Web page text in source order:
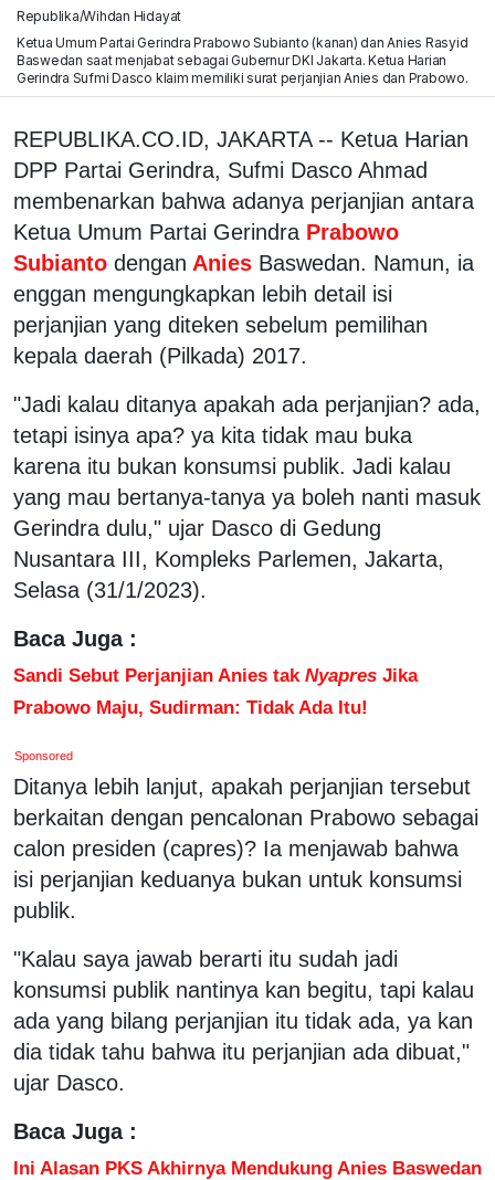
Republika/Wihdan Hidayat
Ketua Umum Partai Gerindra Prabowo Subianto (kanan) dan Anies Rasyid
Baswedan saat menjabat sebagai Gubernur DKI Jakarta. Ketua Harian
Gerindra Sufmi Dasco klaim memiliki surat perjanjian Anies dan Prabowo.
REPUBLIKA.CO.ID, JAKARTA -- Ketua Harian
DPP Partai Gerindra, Sufmi Dasco Ahmad
membenarkan bahwa adanya perjanjian antara
Ketua Umum Partai Gerindra Prabowo
Subianto dengan Anies Baswedan. Namun, ia
enggan mengungkapkan lebih detail isi
perjanjian yang diteken sebelum pemilihan
kepala daerah (Pilkada) 2017.
"Jadi kalau ditanya apakah ada perjanjian? ada,
tetapi isinya apa? ya kita tidak mau buka
karena itu bukan konsumsi publik. Jadi kalau
yang mau bertanya-tanya ya boleh nanti masuk
Gerindra dulu," ujar Dasco di Gedung
Nusantara III, Kompleks Parlemen, Jakarta,
Selasa (31/1/2023).
Baca Juga :
Sandi Sebut Perjanjian Anies tak Nyapres Jika
Prabowo Maju, Sudirman: Tidak Ada Itu!
Sponsored
Ditanya lebih lanjut, apakah perjanjian tersebut
berkaitan dengan pencalonan Prabowo sebagai
calon presiden (capres)? Ia menjawab bahwa
isi perjanjian keduanya bukan untuk konsumsi
publik.
"Kalau saya jawab berarti itu sudah jadi
konsumsi publik nantinya kan begitu, tapi kalau
ada yang bilang perjanjian itu tidak ada, ya kan
dia tidak tahu bahwa itu perjanjian ada dibuat,"
ujar Dasco.
Baca Juga :
Ini Alasan PKS Akhirnya Mendukung Anies Baswedan